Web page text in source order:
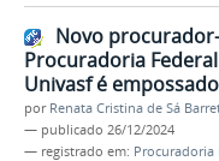
Novo
Procuradoria
Univasf é empossado
por Renata Cristina de Sá
— publicado 26/12/2024
— registrado em: Procuradoria